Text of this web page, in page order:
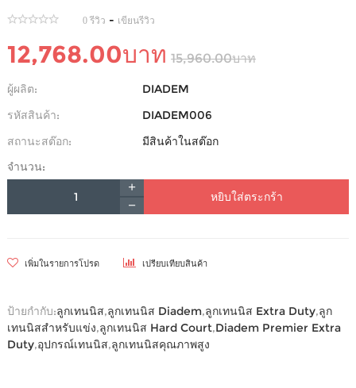
0 รีวิว - เขียนรีวิว
12,768.00บาท 15,960.00บาท
ผู้ผลิต:
DIADEM
รหัสสินค้า:
DIADEM006
สถานะสต๊อก:
มีสินค้าในสต๊อก
จำนวน:
หยิบใส่ตระกร้า
เพิ่มในรายการโปรด เปรียบเทียบสินค้า
ป้ายกำกับ:ลูกเทนนิส,ลูกเทนนิส Diadem,ลูกเทนนิส Extra Duty,ลูก
เทนนิสสำหรับแข่ง,ลูกเทนนิส Hard Court,Diadem Premier Extra
Duty,อุปกรณ์เทนนิส,ลูกเทนนิสคุณภาพสูง